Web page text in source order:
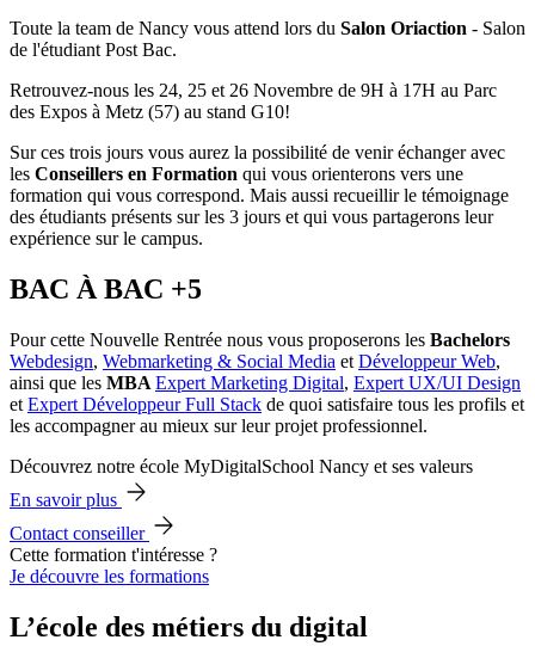
Toute la team de Nancy vous attend lors du Salon Oriaction - Salon
de l'étudiant Post Bac.
Retrouvez-nous les 24, 25 et 26 Novembre de 9H à 17H au Parc
des Expos à Metz (57) au stand G10!
Sur ces trois jours vous aurez la possibilité de venir échanger avec
les Conseillers en Formation qui vous orienterons vers une
formation qui vous correspond. Mais aussi recueillir le témoignage
des étudiants présents sur les 3 jours et qui vous partagerons leur
expérience sur le campus.
BAC À BAC +5
Pour cette Nouvelle Rentrée nous vous proposerons les Bachelors
Webdesign, Webmarketing & Social Media et Développeur Web,
ainsi que les MBA Expert Marketing Digital, Expert UX/UI Design
et Expert Développeur Full Stack de quoi satisfaire tous les profils et
les accompagner au mieux sur leur projet professionnel.
Découvrez notre école MyDigitalSchool Nancy et ses valeurs
En savoir plus
Contact conseiller
Cette formation t'intéresse ?
Je découvre les formations
L’école des métiers du digital